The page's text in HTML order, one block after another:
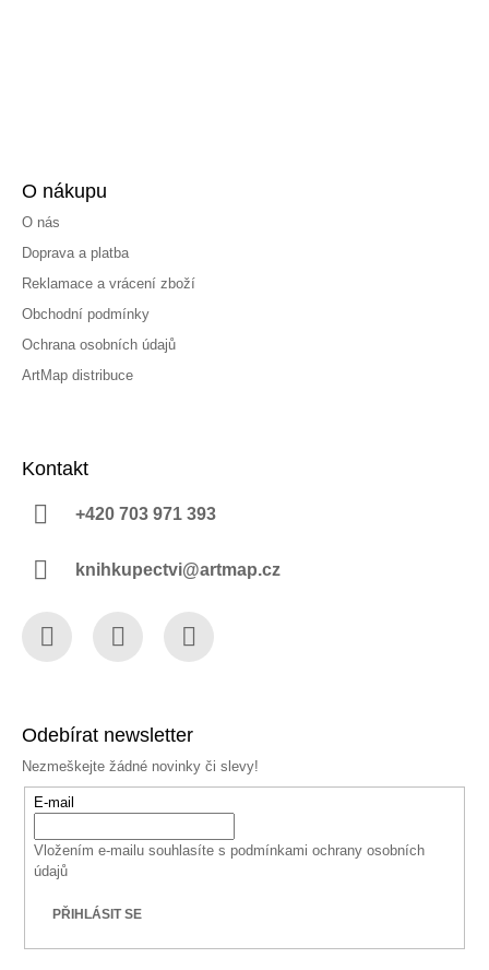
O nákupu
O nás
Doprava a platba
Reklamace a vrácení zboží
Obchodní podmínky
Ochrana osobních údajů
ArtMap distribuce
Kontakt
+420 703 971 393
knihkupectvi@artmap.cz
Odebírat newsletter
Nezmeškejte žádné novinky či slevy!
E-mail
Vložením e-mailu souhlasíte s podmínkami ochrany osobních
údajů
PŘIHLÁSIT SE